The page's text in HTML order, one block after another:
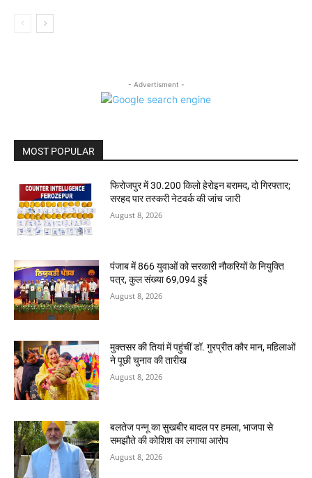
- Advertisment -
MOST POPULAR
फिरोजपुर में 30.200 किलो हेरोइन बरामद, दो गिरफ्तार;
सरहद पार तस्करी नेटवर्क की जांच जारी
August 8, 2026
पंजाब में 866 युवाओं को सरकारी नौकरियों के नियुक्ति
पत्र, कुल संख्या 69,094 हुई
August 8, 2026
मुक्तसर की तियां में पहुंचीं डॉ. गुरप्रीत कौर मान, महिलाओं
ने पूछी चुनाव की तारीख
August 8, 2026
बलतेज पन्नू का सुखबीर बादल पर हमला, भाजपा से
समझौते की कोशिश का लगाया आरोप
August 8, 2026